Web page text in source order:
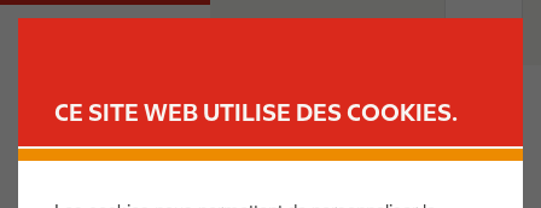
CE SITE WEB UTILISE DES COOKIES.
M
a
TROUVER UNE STATION